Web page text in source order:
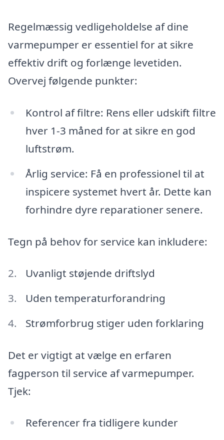
Regelmæssig vedligeholdelse af dine
varmepumper er essentiel for at sikre
effektiv drift og forlænge levetiden.
Overvej følgende punkter:
Kontrol af filtre: Rens eller udskift filtre
hver 1-3 måned for at sikre en god
luftstrøm.
Årlig service: Få en professionel til at
inspicere systemet hvert år. Dette kan
forhindre dyre reparationer senere.
Tegn på behov for service kan inkludere:
Uvanligt støjende driftslyd
Uden temperaturforandring
Strømforbrug stiger uden forklaring
Det er vigtigt at vælge en erfaren
fagperson til service af varmepumper.
Tjek:
Referencer fra tidligere kunder